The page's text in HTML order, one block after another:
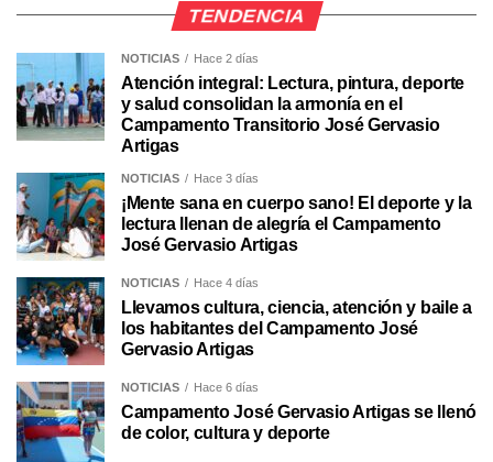
TENDENCIA
NOTICIAS Hace 2 días
Atención integral: Lectura, pintura, deporte
y salud consolidan la armonía en el
Campamento Transitorio José Gervasio
Artigas
NOTICIAS Hace 3 días
¡Mente sana en cuerpo sano! El deporte y la
lectura llenan de alegría el Campamento
José Gervasio Artigas
NOTICIAS Hace 4 días
Llevamos cultura, ciencia, atención y baile a
los habitantes del Campamento José
Gervasio Artigas
NOTICIAS Hace 6 días
Campamento José Gervasio Artigas se llenó
de color, cultura y deporte